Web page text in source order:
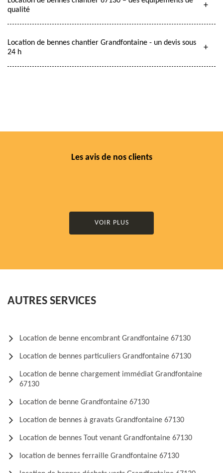
qualité
Location de bennes chantier Grandfontaine - un devis sous
24 h
Les avis de nos clients
VOIR PLUS
AUTRES SERVICES
Location de benne encombrant Grandfontaine 67130
Location de bennes particuliers Grandfontaine 67130
Location de benne chargement immédiat Grandfontaine
67130
Location de benne Grandfontaine 67130
Location de bennes à gravats Grandfontaine 67130
Location de bennes Tout venant Grandfontaine 67130
location de bennes ferraille Grandfontaine 67130